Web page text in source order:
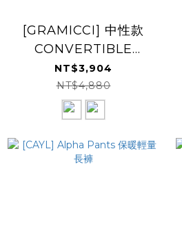
[GRAMICCI] 中性款
CONVERTIBLE
CARGO PANT 兩截褲
NT$3,904
NT$4,880